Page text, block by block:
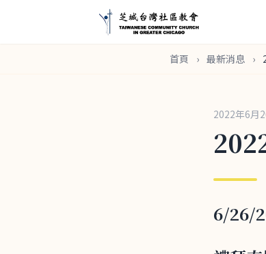
首頁 › 最新消息 ›
2022年6月
6/26/